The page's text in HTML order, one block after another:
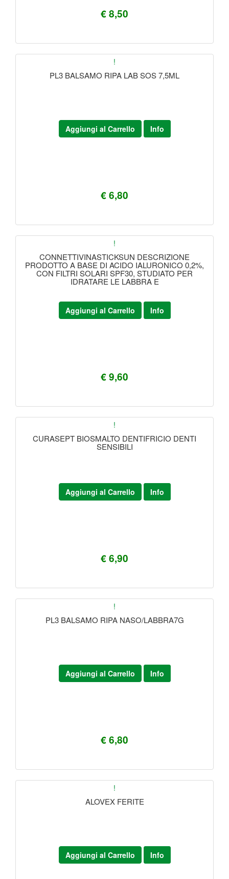
€ 8,50
!
PL3 BALSAMO RIPA LAB SOS 7,5ML
€ 6,80
Aggiungi al Carrello Info
!
CONNETTIVINASTICKSUN DESCRIZIONE
PRODOTTO A BASE DI ACIDO IALURONICO 0,2%,
CON FILTRI SOLARI SPF30, STUDIATO PER
IDRATARE LE LABBRA E
€ 9,60
Aggiungi al Carrello Info
!
CURASEPT BIOSMALTO DENTIFRICIO DENTI
SENSIBILI
€ 6,90
Aggiungi al Carrello Info
!
PL3 BALSAMO RIPA NASO/LABBRA7G
€ 6,80
Aggiungi al Carrello Info
!
ALOVEX FERITE
Aggiungi al Carrello Info